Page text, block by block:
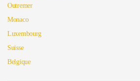
Outremer
Monaco
Luxembourg
Suisse
Belgique